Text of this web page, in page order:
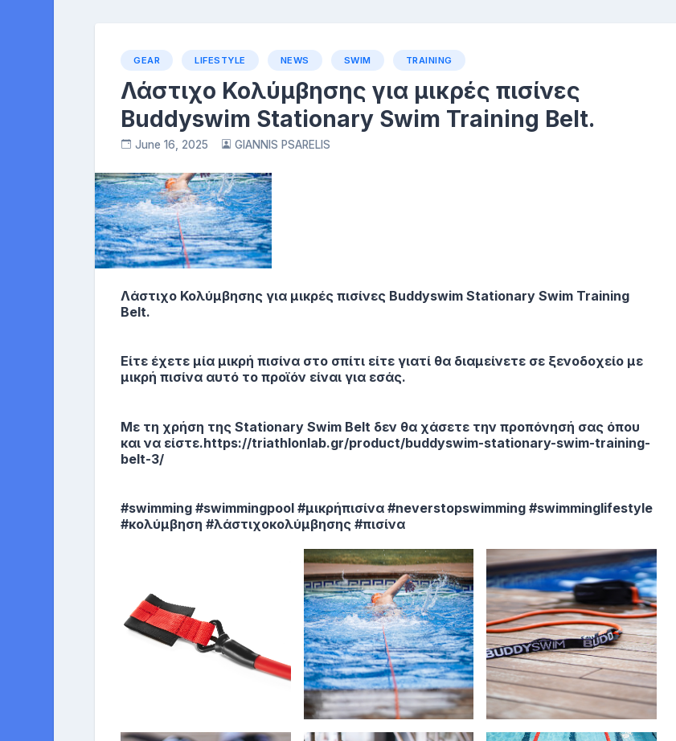
GEAR LIFESTYLE NEWS SWIM TRAINING
Λάστιχο Κολύμβησης για μικρές πισίνες
Buddyswim Stationary Swim Training Belt.
June 16, 2025 GIANNIS PSARELIS
Λάστιχο Κολύμβησης για μικρές πισίνες Buddyswim Stationary Swim Training
Belt.
Είτε έχετε μία μικρή πισίνα στο σπίτι είτε γιατί θα διαμείνετε σε ξενοδοχείο με
μικρή πισίνα αυτό το προϊόν είναι για εσάς.
Με τη χρήση της Stationary Swim Belt δεν θα χάσετε την προπόνησή σας όπου
και να είστε.https://triathlonlab.gr/product/buddyswim-stationary-swim-training-
belt-3/
#swimming #swimmingpool #μικρήπισίνα #neverstopswimming #swimminglifestyle
#κολύμβηση #λάστιχοκολύμβησης #πισίνα